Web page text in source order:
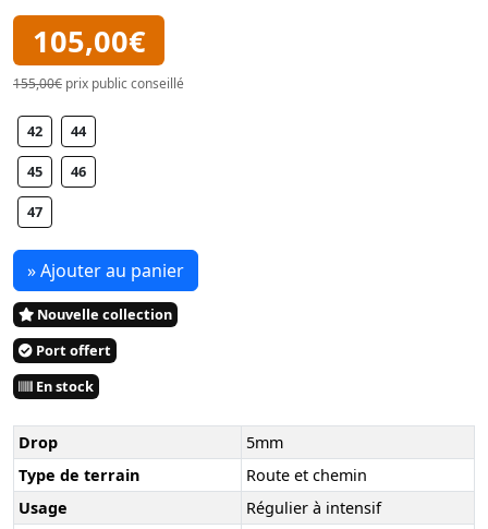
105,00€
155,00€ prix public conseillé
42 44
45 46
47
» Ajouter au panier
Nouvelle collection
Port offert
En stock
Drop
5mm
Type de terrain
Route et chemin
Usage
Régulier à intensif